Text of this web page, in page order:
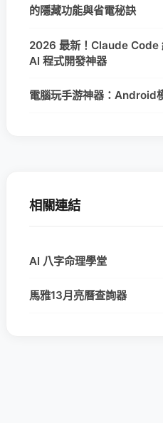
的隱藏功能與省電秘訣
2026 最新！Claude Code
AI 程式開發神器
電腦玩手游神器：Android
相關連結
AI 八字命理學堂
馬雅13月亮曆查詢器